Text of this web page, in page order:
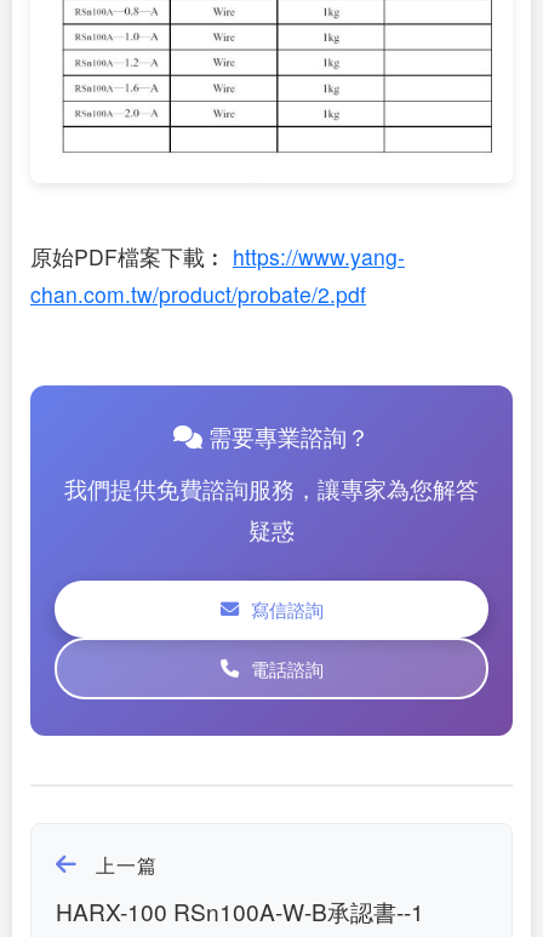
原始PDF檔案下載︰ https://www.yang-
chan.com.tw/product/probate/2.pdf
需要專業諮詢？
我們提供免費諮詢服務，讓專家為您解答
疑惑
寫信諮詢
電話諮詢
上一篇
HARX-100 RSn100A-W-B承認書--1